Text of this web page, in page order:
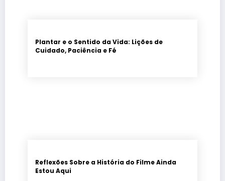
Plantar e o Sentido da Vida: Lições de
Cuidado, Paciência e Fé
Reflexões Sobre a História do Filme Ainda
Estou Aqui